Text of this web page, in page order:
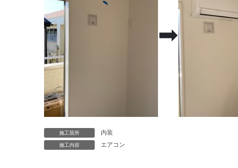
➡
施工箇所 内装
施工内容 エアコン